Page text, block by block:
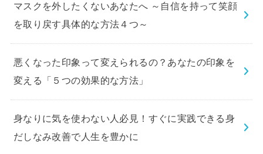
マスクを外したくないあなたへ ～自信を持って笑顔
を取り戻す具体的な方法４つ～
悪くなった印象って変えられるの？あなたの印象を
変える「５つの効果的な方法」
身なりに気を使わない人必見！すぐに実践できる身
だしなみ改善で人生を豊かに